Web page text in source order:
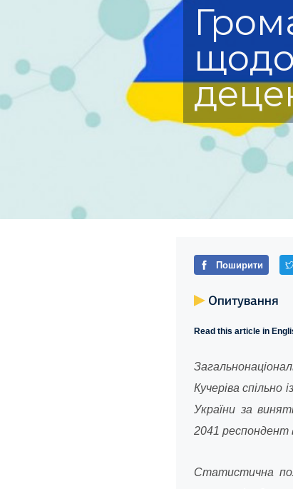
Поширити
Опитування
Read this article in
Кучеріва спільно із
України за
2041 респондент
Статистична